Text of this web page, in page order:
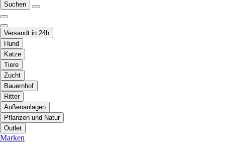
Suchen
Versandt in 24h
Hund
Katze
Tiere
Zucht
Bauernhof
Ritter
Außenanlagen
Pflanzen und Natur
Outlet
Marken